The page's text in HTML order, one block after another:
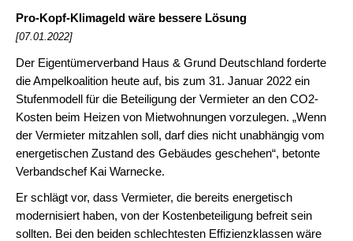
Pro-Kopf-Klimageld wäre bessere Lösung
[07.01.2022]
Der Eigentümerverband Haus & Grund Deutschland forderte
die Ampelkoalition heute auf, bis zum 31. Januar 2022 ein
Stufenmodell für die Beteiligung der Vermieter an den CO2-
Kosten beim Heizen von Mietwohnungen vorzulegen. „Wenn
der Vermieter mitzahlen soll, darf dies nicht unabhängig vom
energetischen Zustand des Gebäudes geschehen“, betonte
Verbandschef Kai Warnecke.
Er schlägt vor, dass Vermieter, die bereits energetisch
modernisiert haben, von der Kostenbeteiligung befreit sein
sollten. Bei den beiden schlechtesten Effizienzklassen wäre